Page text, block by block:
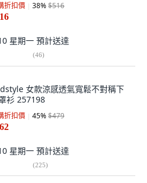
折扣價 38%$516
星期一 預計送達
(46)
女款涼感透氣寬鬆不對稱下
衫 257198
折扣價 45%$479
星期一 預計送達
(225)